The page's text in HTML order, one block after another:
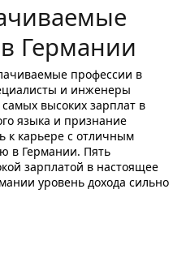
Германии
профессии в
и инженеры
высоких зарплат в
языка и признание
к карьере с отличным
в Германии. Пять
зарплатой в настоящее
уровень дохода сильно